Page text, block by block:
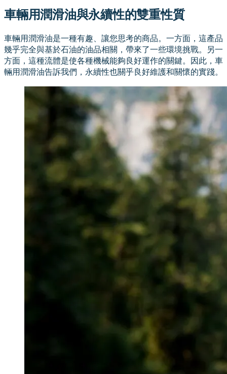
車輛用潤滑油與永續性的雙重性質
車輛用潤滑油是一種有趣、讓您思考的商品。一方面，這產品
幾乎完全與基於石油的油品相關，帶來了一些環境挑戰。另一
方面，這種流體是使各種機械能夠良好運作的關鍵。因此，車
輛用潤滑油告訴我們，永續性也關乎良好維護和關懷的實踐。